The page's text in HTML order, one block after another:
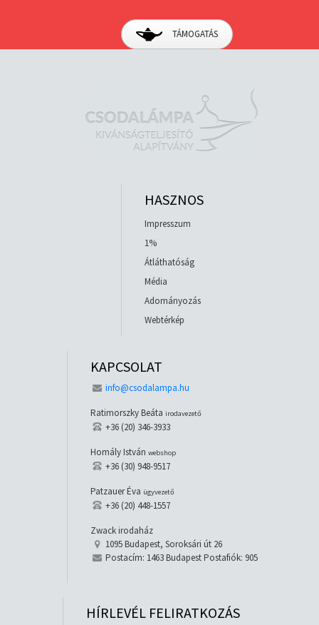
TÁMOGATÁS
HASZNOS
Impresszum
1%
Átláthatóság
Média
Adományozás
Webtérkép
KAPCSOLAT
info@csodalampa.hu
Ratimorszky Beáta irodavezető
+36 (20) 346-3933
Homály István webshop
+36 (30) 948-9517
Patzauer Éva ügyvezető
+36 (20) 448-1557
Zwack irodaház
1095 Budapest, Soroksári út 26
Postacím: 1463 Budapest Postafiók: 905
HÍRLEVÉL FELIRATKOZÁS